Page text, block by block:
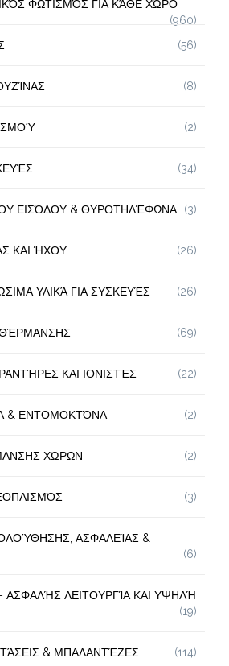
ΦΩΤΙΣΜΌΣ ΓΙΑ ΚΆΘΕ ΧΏΡΟ
(960)
(56)
(8)
(2)
(34)
ΕΙΣΌΔΟΥ & ΘΥΡΟΤΗΛΈΦΩΝΑ (3)
ΚΑΙ ΉΧΟΥ (26)
ΥΛΙΚΆ ΓΙΑ ΣΥΣΚΕΥΈΣ (26)
(69)
ΚΑΙ ΙΟΝΙΣΤΈΣ (22)
& ΕΝΤΟΜΟΚΤΌΝΑ (2)
ΧΏΡΩΝ (2)
(3)
ΑΣΦΑΛΕΊΑΣ &
(6)
ΑΣΦΑΛΉΣ ΛΕΙΤΟΥΡΓΊΑ ΚΑΙ ΥΨΗΛΉ
(19)
& ΜΠΑΛΑΝΤΈΖΕΣ (114)